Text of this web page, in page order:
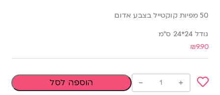
50 מפיות קוקטייל בצבע אדום
גודל 24*24 ס”מ
₪9.90
+
- הוספה לסל